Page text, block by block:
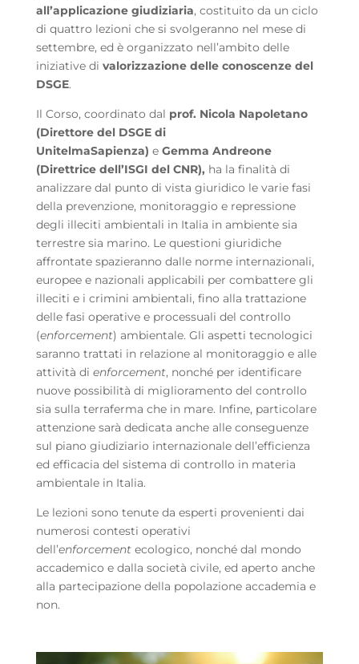
all’applicazione giudiziaria, costituito da un ciclo
di quattro lezioni che si svolgeranno nel mese di
settembre, ed è organizzato nell’ambito delle
iniziative di valorizzazione delle conoscenze del
DSGE.
Il Corso, coordinato dal prof. Nicola Napoletano
(Direttore del DSGE di
UnitelmaSapienza) e Gemma Andreone
(Direttrice dell’ISGI del CNR), ha la finalità di
analizzare dal punto di vista giuridico le varie fasi
della prevenzione, monitoraggio e repressione
degli illeciti ambientali in Italia in ambiente sia
terrestre sia marino. Le questioni giuridiche
affrontate spazieranno dalle norme internazionali,
europee e nazionali applicabili per combattere gli
illeciti e i crimini ambientali, fino alla trattazione
delle fasi operative e processuali del controllo
(enforcement) ambientale. Gli aspetti tecnologici
saranno trattati in relazione al monitoraggio e alle
attività di enforcement, nonché per identificare
nuove possibilità di miglioramento del controllo
sia sulla terraferma che in mare. Infine, particolare
attenzione sarà dedicata anche alle conseguenze
sul piano giudiziario internazionale dell’efficienza
ed efficacia del sistema di controllo in materia
ambientale in Italia.
Le lezioni sono tenute da esperti provenienti dai
numerosi contesti operativi
dell’enforcementecologico, nonché dal mondo
accademico e dalla società civile, ed aperto anche
alla partecipazione della popolazione accademia e
non.